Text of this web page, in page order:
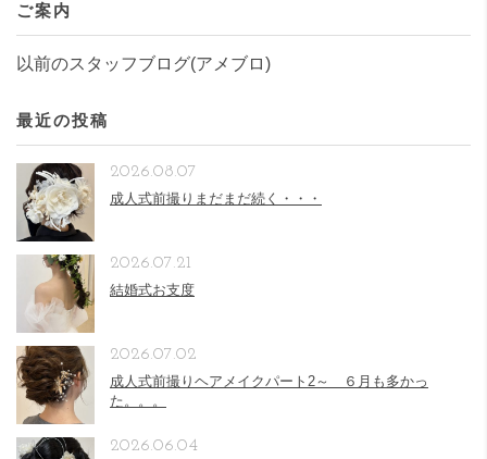
ご案内
以前のスタッフブログ(アメブロ)
最近の投稿
成人式前撮りまだまだ続く・・・
2026.08.07
結婚式お支度
2026.07.21
成人式前撮りヘアメイクパート2～ ６月も多かっ
た。。。
2026.07.02
2026.06.04